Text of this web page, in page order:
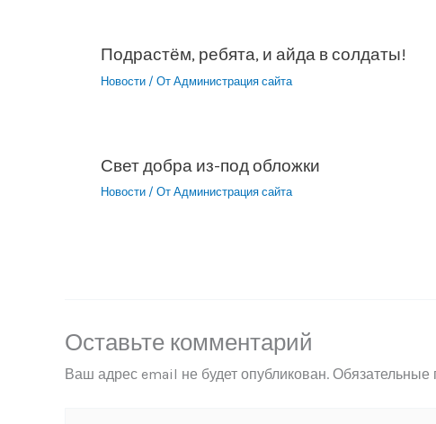
Подрастём, ребята, и айда в солдаты!
Новости / От Администрация сайта
Свет добра из-под обложки
Новости / От Администрация сайта
Оставьте комментарий
Ваш адрес email не будет опубликован. Обязательные